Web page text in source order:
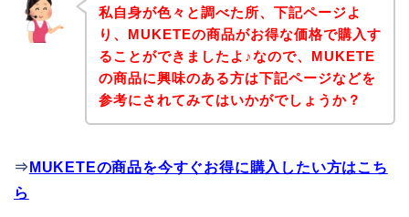
私自身が色々と調べた所、下記ページよ
り、MUKETEの商品がお得な価格で購入す
ることができましたよ♪なので、MUKETE
の商品に興味のある方は下記ページなどを
参考にされてみてはいかがでしょうか？
⇒ MUKETEの商品を今すぐお得に購入したい方はこち
ら